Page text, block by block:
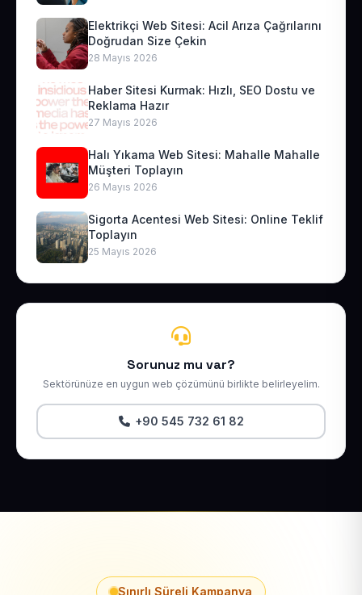
Elektrikçi Web Sitesi: Acil Arıza Çağrılarını
Doğrudan Size Çekin
28 Mayıs 2026
Haber Sitesi Kurmak: Hızlı, SEO Dostu ve
Reklama Hazır
27 Mayıs 2026
Halı Yıkama Web Sitesi: Mahalle Mahalle
Müşteri Toplayın
26 Mayıs 2026
Sigorta Acentesi Web Sitesi: Online Teklif
Toplayın
25 Mayıs 2026
Sorunuz mu var?
Sektörünüze en uygun web çözümünü birlikte belirleyelim.
+90 545 732 61 82
Sınırlı Süreli Kampanya